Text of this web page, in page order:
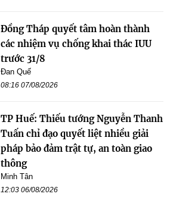
Đồng Tháp quyết tâm hoàn thành
các nhiệm vụ chống khai thác IUU
trước 31/8
Đan Quế
08:16 07/08/2026
TP Huế: Thiếu tướng Nguyễn Thanh
Tuấn chỉ đạo quyết liệt nhiều giải
pháp bảo đảm trật tự, an toàn giao
thông
Minh Tân
12:03 06/08/2026